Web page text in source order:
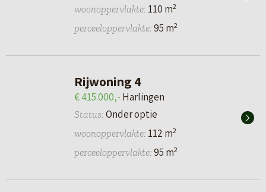
woonoppervlakte: 110 m2
perceeloppervlakte: 95 m2
Rijwoning 4
€ 415.000,- Harlingen
Status: Onder optie
woonoppervlakte: 112 m2
perceeloppervlakte: 95 m2